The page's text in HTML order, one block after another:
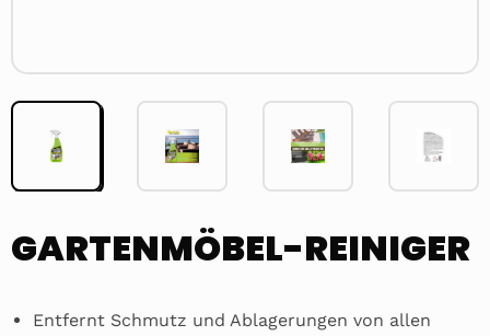
GARTENMÖBEL-REINIGER
Entfernt Schmutz und Ablagerungen von allen